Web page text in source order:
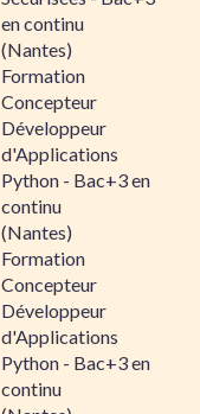
en continu
(Nantes)
Formation
Concepteur
Développeur
d'Applications
Python - Bac+3 en
continu
(Nantes)
Formation
Concepteur
Développeur
d'Applications
Python - Bac+3 en
continu